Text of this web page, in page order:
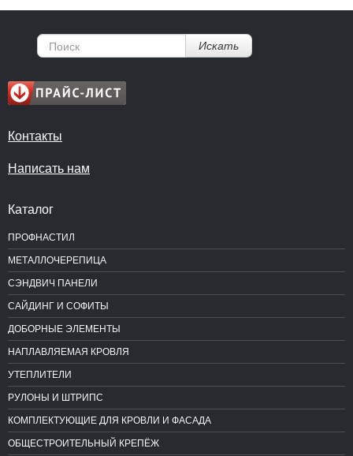
Искать
Контакты
Написать нам
Каталог
ПРОФНАСТИЛ
МЕТАЛЛОЧЕРЕПИЦА
СЭНДВИЧ ПАНЕЛИ
САЙДИНГ И СОФИТЫ
ДОБОРНЫЕ ЭЛЕМЕНТЫ
НАПЛАВЛЯЕМАЯ КРОВЛЯ
УТЕПЛИТЕЛИ
РУЛОНЫ И ШТРИПС
КОМПЛЕКТУЮЩИЕ ДЛЯ КРОВЛИ И ФАСАДА
ОБЩЕСТРОИТЕЛЬНЫЙ КРЕПЁЖ